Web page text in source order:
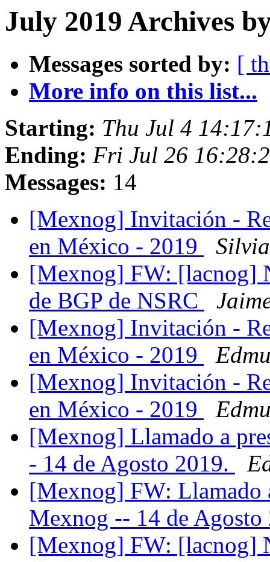
July 2019 Archives
Messages sorted by: [
More info on this list...
Starting: Thu Jul 4
Ending: Fri Jul 26
Messages: 14
[Mexnog] Invitación -
en México - 2019
[Mexnog] FW: [lacnog]
de BGP de NSRC
[Mexnog] Invitación -
en México - 2019
[Mexnog] Invitación -
en México - 2019
[Mexnog] Llamado a
- 14 de Agosto 2019.
[Mexnog] FW: Llamado
Mexnog -- 14 de
[Mexnog] FW: [lacnog]